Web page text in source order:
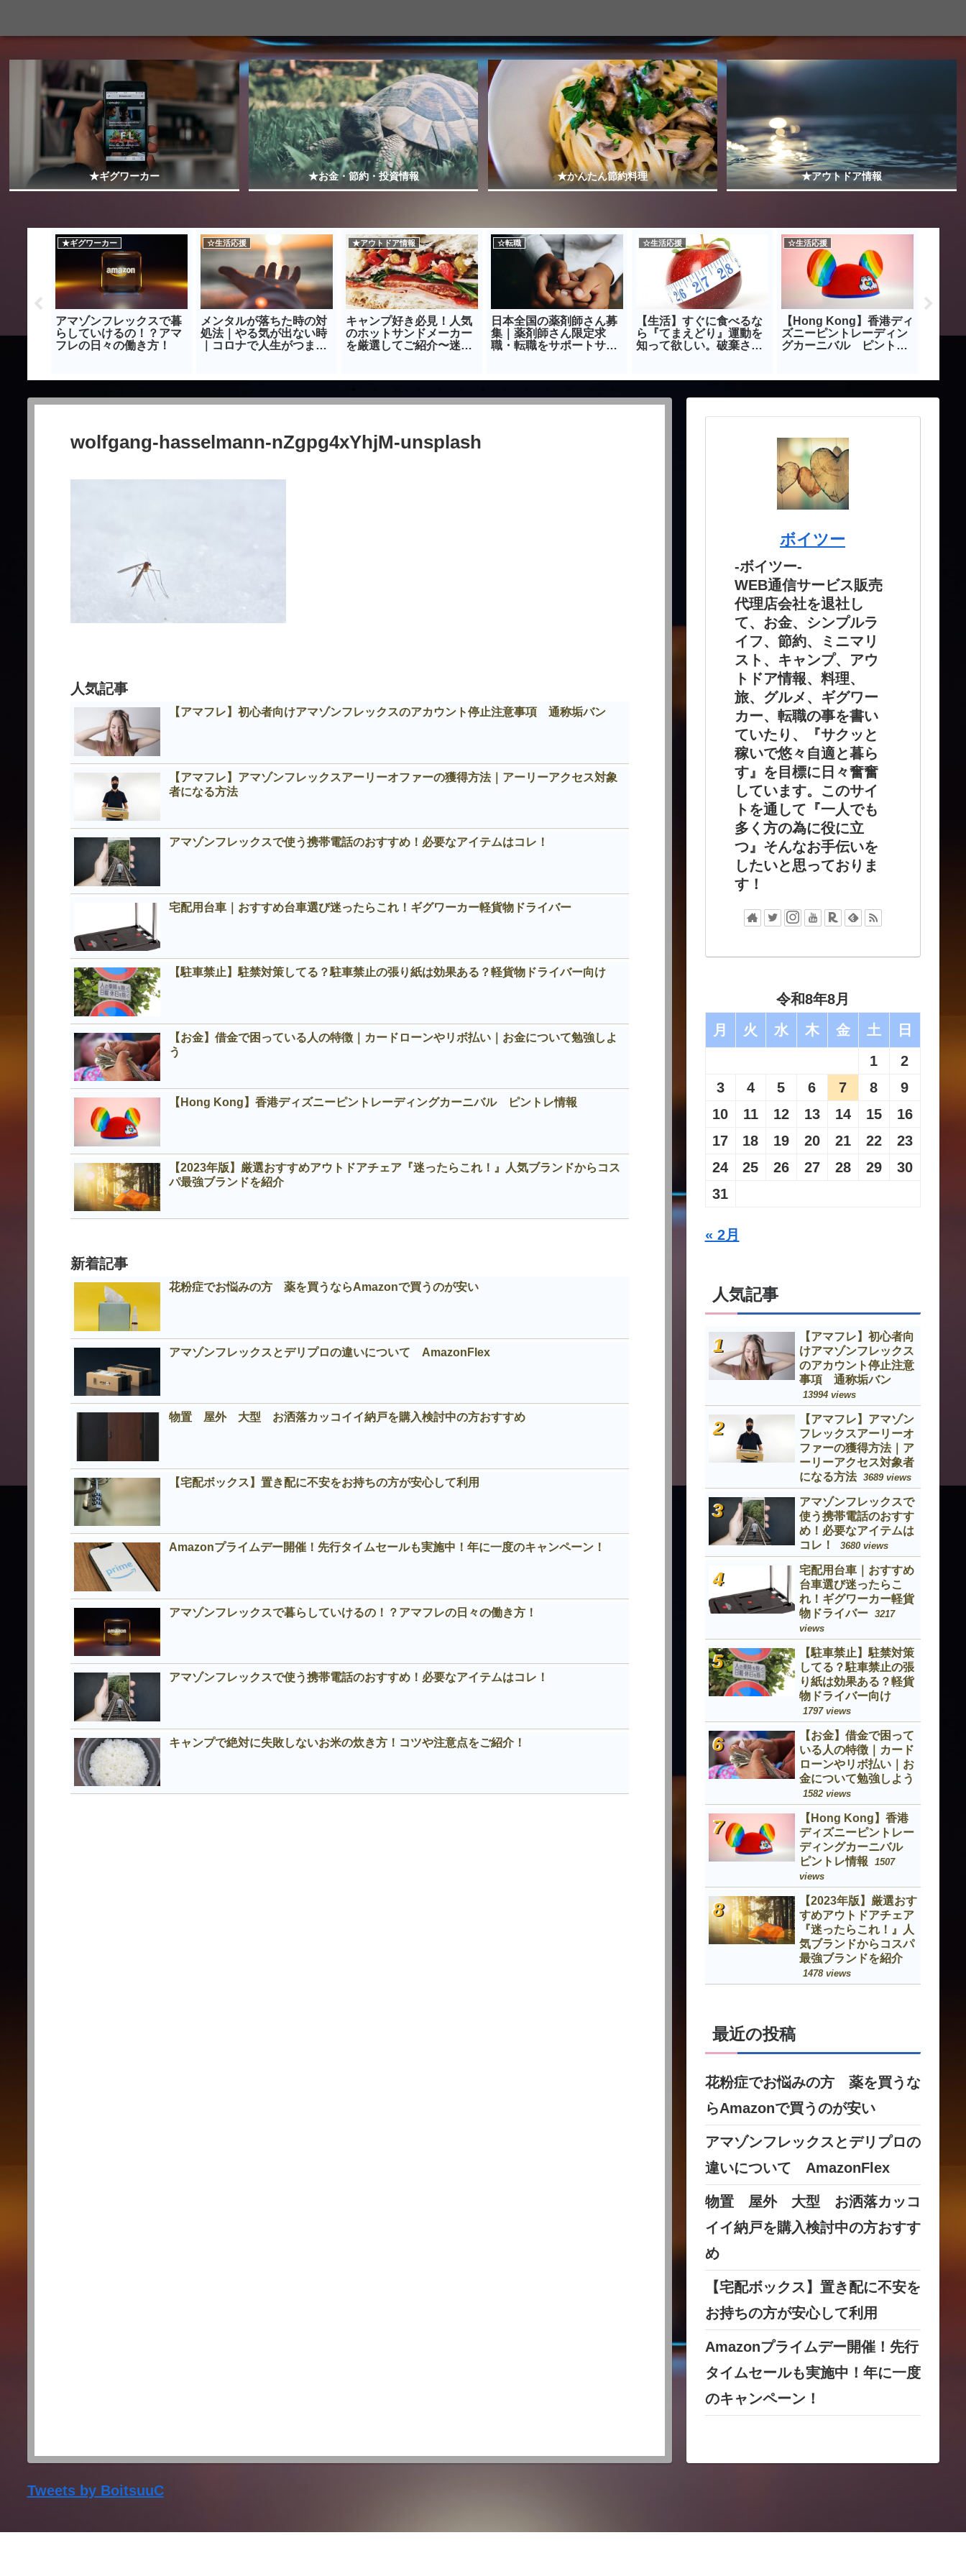
★ギグワーカー ★お金・節約・投資情報 ★かんたん節約料理 ★アウトドア情報
う。
★ギグワーカー
アマゾンフレックスで暮
らしていけるの！？アマ
フレの日々の働き方！
☆生活応援
メンタルが落ちた時の対
処法｜やる気が出ない時
｜コロナで人生がつまら
★アウトドア情報
キャンプ好き必見！人気
のホットサンドメーカー
を厳選してご紹介〜迷っ
☆転職
日本全国の薬剤師さん募
集｜薬剤師さん限定求
職・転職をサポートサイ
☆生活応援
【生活】すぐに食べるな
ら『てまえどり』運動を
知って欲しい。破棄され
☆生活応援
【Hong Kong】香港ディ
ズニーピントレーディン
グカーニバル ピントレ
のは
wolfgang-hasselmann-nZgpg4xYhjM-unsplash
人気記事
【アマフレ】初心者向けアマゾンフレックスのアカウント停止注意事項 通称垢バン
【アマフレ】アマゾンフレックスアーリーオファーの獲得方法｜アーリーアクセス対象
者になる方法
アマゾンフレックスで使う携帯電話のおすすめ！必要なアイテムはコレ！
宅配用台車｜おすすめ台車選び迷ったらこれ！ギグワーカー軽貨物ドライバー
【駐車禁止】駐禁対策してる？駐車禁止の張り紙は効果ある？軽貨物ドライバー向け
【お金】借金で困っている人の特徴｜カードローンやリボ払い｜お金について勉強しよ
う
【Hong Kong】香港ディズニーピントレーディングカーニバル ピントレ情報
【2023年版】厳選おすすめアウトドアチェア『迷ったらこれ！』人気ブランドからコス
パ最強ブランドを紹介
新着記事
花粉症でお悩みの方 薬を買うならAmazonで買うのが安い
アマゾンフレックスとデリプロの違いについて AmazonFlex
物置 屋外 大型 お洒落カッコイイ納戸を購入検討中の方おすすめ
【宅配ボックス】置き配に不安をお持ちの方が安心して利用
Amazonプライムデー開催！先行タイムセールも実施中！年に一度のキャンペーン！
アマゾンフレックスで暮らしていけるの！？アマフレの日々の働き方！
アマゾンフレックスで使う携帯電話のおすすめ！必要なアイテムはコレ！
キャンプで絶対に失敗しないお米の炊き方！コツや注意点をご紹介！
ボイツー
-ボイツー-
WEB通信サービス販売
代理店会社を退社し
て、お金、シンプルラ
イフ、節約、ミニマリ
スト、キャンプ、アウ
トドア情報、料理、
旅、グルメ、ギグワー
カー、転職の事を書い
ていたり、『サクッと
稼いで悠々自適と暮ら
す』を目標に日々奮奮
しています。このサイ
トを通して『一人でも
多く方の為に役に立
つ』そんなお手伝いを
したいと思っておりま
す！
令和8年8月
月
火 水 木 金 土
日
1
2
3
4 5 6 7 8
9
10
11 12 13 14 15
16
17
18 19 20 21 22
23
24
25 26 27 28 29
30
31
« 2月
人気記事
【アマフレ】初心者向
けアマゾンフレックス
のアカウント停止注意
事項 通称垢バン
13994 views
【アマフレ】アマゾン
フレックスアーリーオ
ファーの獲得方法｜ア
ーリーアクセス対象者
になる方法
3689 views
アマゾンフレックスで
使う携帯電話のおすす
め！必要なアイテムは
コレ！
3680 views
宅配用台車｜おすすめ
台車選び迷ったらこ
れ！ギグワーカー軽貨
物ドライバー
3217
views
【駐車禁止】駐禁対策
してる？駐車禁止の張
り紙は効果ある？軽貨
物ドライバー向け
1797 views
【お金】借金で困って
いる人の特徴｜カード
ローンやリボ払い｜お
金について勉強しよう
1582 views
【Hong Kong】香港
ディズニーピントレー
ディングカーニバル
ピントレ情報
1507
views
【2023年版】厳選おす
すめアウトドアチェア
『迷ったらこれ！』人
気ブランドからコスパ
最強ブランドを紹介
1478 views
最近の投稿
花粉症でお悩みの方 薬を買うな
らAmazonで買うのが安い
アマゾンフレックスとデリプロの
違いについて AmazonFlex
物置 屋外 大型 お洒落カッコ
イイ納戸を購入検討中の方おすす
め
【宅配ボックス】置き配に不安を
お持ちの方が安心して利用
Amazonプライムデー開催！先行
タイムセールも実施中！年に一度
のキャンペーン！
Tweets by BoitsuuC